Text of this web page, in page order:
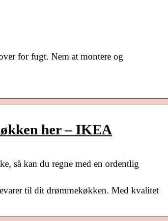
for fugt. Nem at montere og
her – IKEA
så kan du regne med en ordentlig
til dit drømmekøkken. Med kvalitet